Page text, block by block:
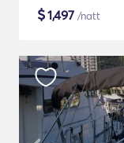
$1,497 /natt